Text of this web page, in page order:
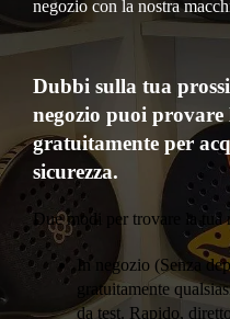
negozio con la nostra
Dubbi sulla tua
negozio puoi provare
gratuitamente per
sicurezza.
Due modi per trovare la tua
In negozio (Senza
gratuitamente
da test. Rapido,